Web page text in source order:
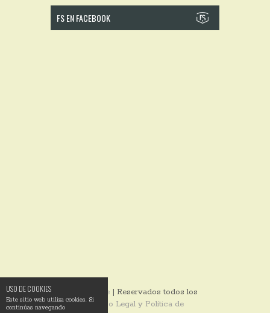
USO DE COOKIES
Este sitio web utiliza cookies. Si
continúas navegando
FS EN FACEBOOK
© 2014 Ixotype | Reservados todos los
derechos |Aviso Legal y Política de